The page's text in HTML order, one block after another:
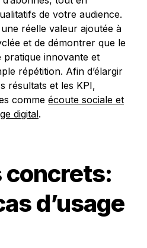
de votre audience.
une réelle valeur ajoutée à
et de démontrer que le
innovante et
répétition. Afin d’élargir
résultats et les KPI,
comme écoute sociale et
digital.
concrets:
d’usage